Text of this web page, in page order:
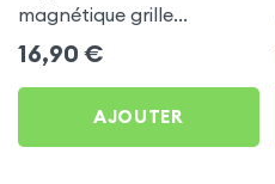
magnétique grille
d'aération - maXlife pour
Crosscall Stellar M6E
16,90 €
AJOUTER